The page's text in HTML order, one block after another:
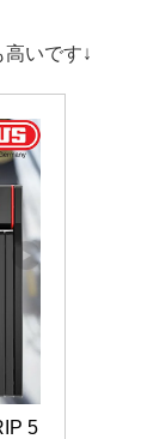
いです↓
5